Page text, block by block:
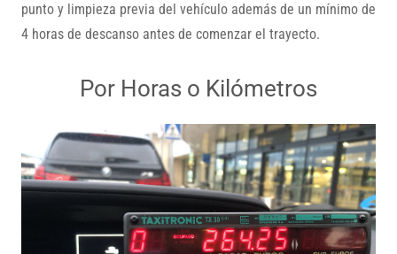
punto y limpieza previa del vehículo además de un mínimo de
4 horas de descanso antes de comenzar el trayecto.
Por Horas o Kilómetros